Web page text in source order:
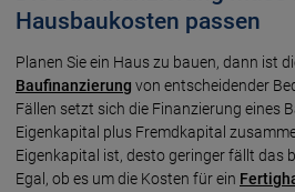
Hausbaukosten passen
Planen Sie ein Haus zu bauen, dann ist
Baufinanzierung von entscheidender
Fällen setzt sich die Finanzierung eines
Eigenkapital plus Fremdkapital
Eigenkapital ist, desto geringer fällt das
Egal, ob es um die Kosten für ein